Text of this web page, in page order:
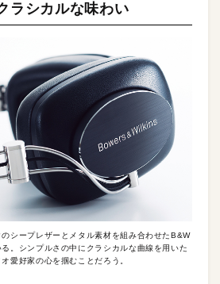
ラシカルな味わい
シープレザーとメタル素材を組み合わせたB&W
。シンプルさの中にクラシカルな曲線を用いた
愛好家の心を掴むことだろう。